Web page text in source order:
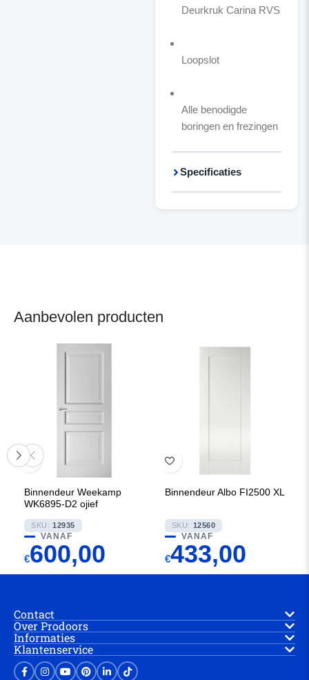
Deurkruk Carina RVS
Loopslot
Alle benodigde
boringen en frezingen
Specificaties
Aanbevolen producten
Binnendeur Weekamp
WK6895-D2 ojief
SKU: 12935
VANAF
€600,00
Binnendeur Albo FI2500 XL
SKU: 12560
VANAF
€433,00
Contact
Over Prodoors
Informaties
Klantenservice